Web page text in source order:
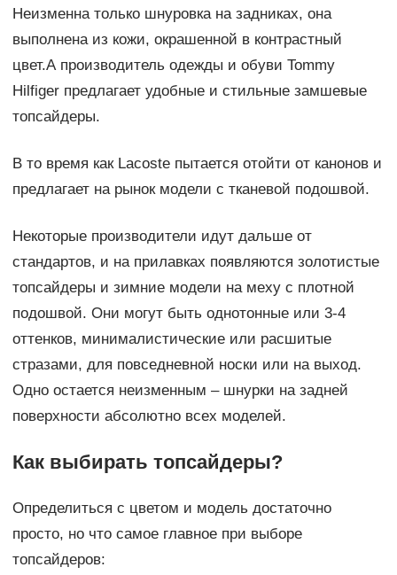
Неизменна только шнуровка на задниках, она
выполнена из кожи, окрашенной в контрастный
цвет.А производитель одежды и обуви Tommy
Hilfiger предлагает удобные и стильные замшевые
топсайдеры.
В то время как Lacoste пытается отойти от канонов и
предлагает на рынок модели с тканевой подошвой.
Некоторые производители идут дальше от
стандартов, и на прилавках появляются золотистые
топсайдеры и зимние модели на меху с плотной
подошвой. Они могут быть однотонные или 3-4
оттенков, минималистические или расшитые
стразами, для повседневной носки или на выход.
Одно остается неизменным – шнурки на задней
поверхности абсолютно всех моделей.
Как выбирать топсайдеры?
Определиться с цветом и модель достаточно
просто, но что самое главное при выборе
топсайдеров: